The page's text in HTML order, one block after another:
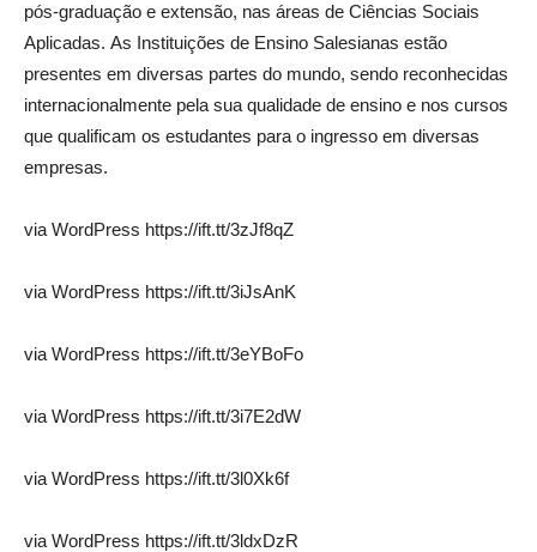
pós-graduação e extensão, nas áreas de Ciências Sociais
Aplicadas. As Instituições de Ensino Salesianas estão
presentes em diversas partes do mundo, sendo reconhecidas
internacionalmente pela sua qualidade de ensino e nos cursos
que qualificam os estudantes para o ingresso em diversas
empresas.
via WordPress https://ift.tt/3zJf8qZ
via WordPress https://ift.tt/3iJsAnK
via WordPress https://ift.tt/3eYBoFo
via WordPress https://ift.tt/3i7E2dW
via WordPress https://ift.tt/3l0Xk6f
via WordPress https://ift.tt/3ldxDzR